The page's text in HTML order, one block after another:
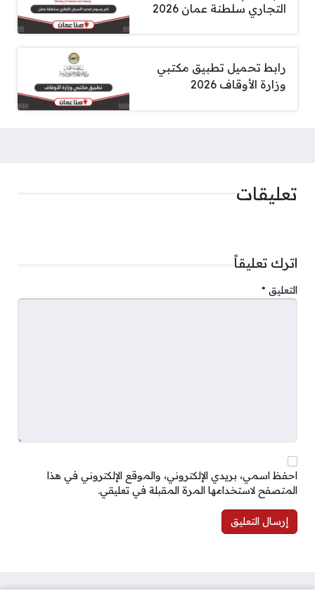
التجاري سلطنة عمان 2026
رابط تحميل تطبيق مكتبي
وزارة الأوقاف 2026
تعليقات
اترك تعليقاً
التعليق *
احفظ اسمي، بريدي الإلكتروني، والموقع الإلكتروني في هذا
المتصفح لاستخدامها المرة المقبلة في تعليقي.